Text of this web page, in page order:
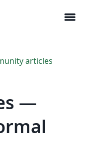
menu
articles
—